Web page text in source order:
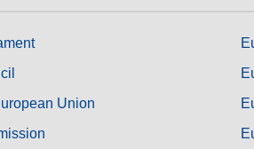
Union